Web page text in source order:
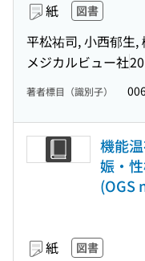
紙 図書
平松祐司, 小西郁生,
メジカルビュー社
著者標目（識別子）
機能
娠・
(OGS
紙 図書